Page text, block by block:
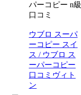
パーコピー n級
口コミ
ウブロ スーパ
ーコピー スイ
ス / ウブロ ス
ーパーコピー
口コミヴィト
ン